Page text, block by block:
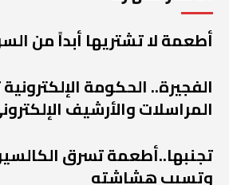
أطعمة لا تشتريها أبداً من
الفجيرة.. الحكومة
المراسلات والأرشيف
تجنبها..أطعمة تسرق
وتسبب هشاشته